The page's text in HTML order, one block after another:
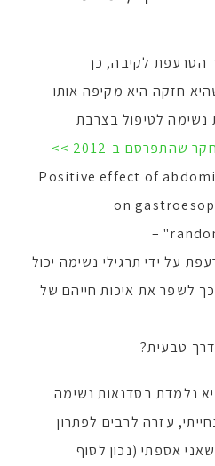
הסרעפת לקיבה, כך
חזקה היא מקיפה אותו
לטיפול בצרבת
שהתפרסם ב-2012 >>
"Positive effect of
on
על ידי תרגילי נשימה יכול
לשפר את איכות חייהם של
טבעית?
נלמדת בסדנאות נשימה
עזרה לרבים לפתרון
אספתי (נכון לסוף